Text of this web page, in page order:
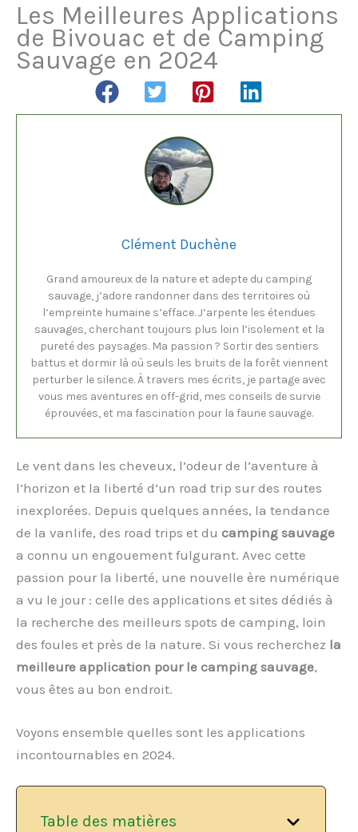
Les Meilleures Applications
de Bivouac et de Camping
Sauvage en 2024
Clément Duchène
Grand amoureux de la nature et adepte du camping
sauvage, j’adore randonner dans des territoires où
l’empreinte humaine s’efface. J’arpente les étendues
sauvages, cherchant toujours plus loin l’isolement et la
pureté des paysages. Ma passion ? Sortir des sentiers
battus et dormir là où seuls les bruits de la forêt viennent
perturber le silence. À travers mes écrits, je partage avec
vous mes aventures en off-grid, mes conseils de survie
éprouvées, et ma fascination pour la faune sauvage.
Le vent dans les cheveux, l’odeur de l’aventure à
l’horizon et la liberté d’un road trip sur des routes
inexplorées. Depuis quelques années, la tendance
de la vanlife, des road trips et du camping sauvage
a connu un engouement fulgurant. Avec cette
passion pour la liberté, une nouvelle ère numérique
a vu le jour : celle des applications et sites dédiés à
la recherche des meilleurs spots de camping, loin
des foules et près de la nature. Si vous recherchez la
meilleure application pour le camping sauvage,
vous êtes au bon endroit.
Voyons ensemble quelles sont les applications
incontournables en 2024.
Table des matières